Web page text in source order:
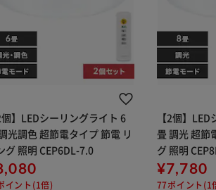
個】LEDシーリングライト 6
光調色 超節電タイプ 節電 リ
グ 照明 CEP6DL-7.0
イント(1倍)
【2個】
畳 調光 超節
グ 照明
¥7,780
77ポイント(1